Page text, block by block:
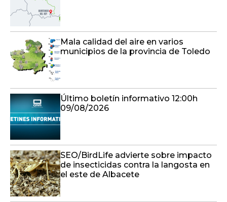
Mala calidad del aire en varios
municipios de la provincia de Toledo
Último boletín informativo 12:00h
09/08/2026
SEO/BirdLife advierte sobre impacto
de insecticidas contra la langosta en
el este de Albacete